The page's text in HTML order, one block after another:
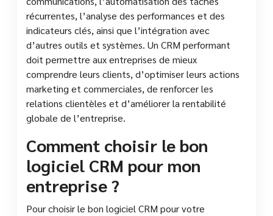
récurrentes, l’analyse des performances et des
indicateurs clés, ainsi que l’intégration avec
d’autres outils et systèmes. Un CRM performant
doit permettre aux entreprises de mieux
comprendre leurs clients, d’optimiser leurs actions
marketing et commerciales, de renforcer les
relations clientèles et d’améliorer la rentabilité
globale de l’entreprise.
Comment choisir le bon
logiciel CRM pour mon
entreprise ?
Pour choisir le bon logiciel CRM pour votre